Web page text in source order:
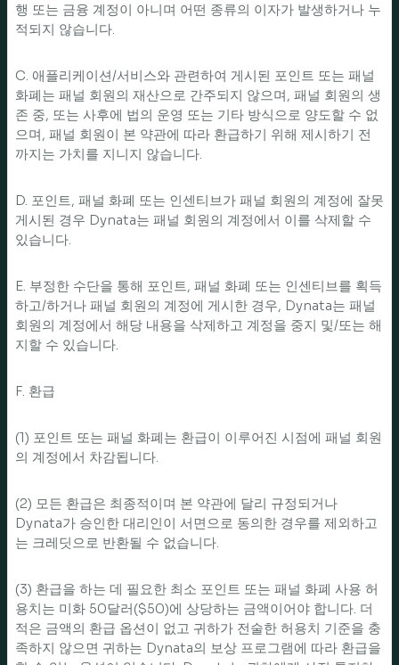
행 또는 금융 계정이 아니며 어떤 종류의 이자가 발생하거나 누
적되지 않습니다.
C. 애플리케이션/서비스와 관련하여 게시된 포인트 또는 패널
화폐는 패널 회원의 재산으로 간주되지 않으며, 패널 회원의 생
존 중, 또는 사후에 법의 운영 또는 기타 방식으로 양도할 수 없
으며, 패널 회원이 본 약관에 따라 환급하기 위해 제시하기 전
까지는 가치를 지니지 않습니다.
D. 포인트, 패널 화폐 또는 인센티브가 패널 회원의 계정에 잘못
게시된 경우 Dynata는 패널 회원의 계정에서 이를 삭제할 수
있습니다.
E. 부정한 수단을 통해 포인트, 패널 화폐 또는 인센티브를 획득
하고/하거나 패널 회원의 계정에 게시한 경우, Dynata는 패널
회원의 계정에서 해당 내용을 삭제하고 계정을 중지 및/또는 해
지할 수 있습니다.
F. 환급
(1) 포인트 또는 패널 화폐는 환급이 이루어진 시점에 패널 회원
의 계정에서 차감됩니다.
(2) 모든 환급은 최종적이며 본 약관에 달리 규정되거나
Dynata가 승인한 대리인이 서면으로 동의한 경우를 제외하고
는 크레딧으로 반환될 수 없습니다.
(3) 환급을 하는 데 필요한 최소 포인트 또는 패널 화폐 사용 허
용치는 미화 50달러($50)에 상당하는 금액이어야 합니다. 더
적은 금액의 환급 옵션이 없고 귀하가 전술한 허용치 기준을 충
족하지 않으면 귀하는 Dynata의 보상 프로그램에 따라 환급을